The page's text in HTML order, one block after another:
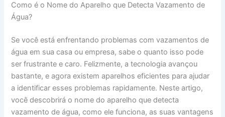
Como é o Nome do Aparelho que Detecta Vazamento de
Água?
Se você está enfrentando problemas com vazamentos de
água em sua casa ou empresa, sabe o quanto isso pode
ser frustrante e caro. Felizmente, a tecnologia avançou
bastante, e agora existem aparelhos eficientes para ajudar
a identificar esses problemas rapidamente. Neste artigo,
você descobrirá o nome do aparelho que detecta
vazamento de água, como ele funciona, as suas vantagens